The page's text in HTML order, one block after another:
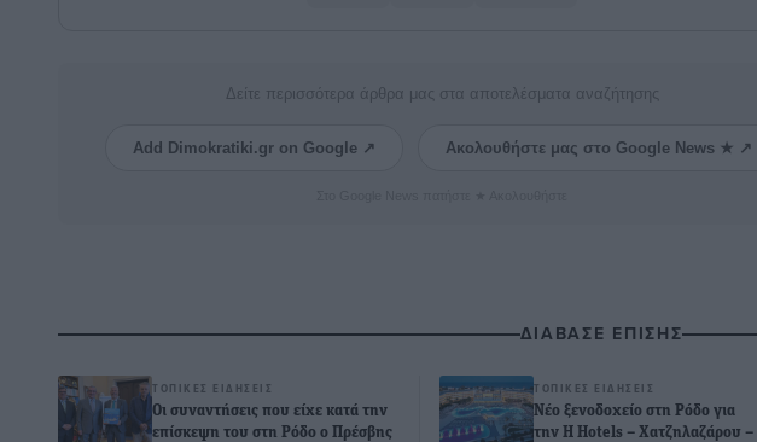
Δείτε περισσότερα άρθρα μας στα αποτελέσματα αναζήτησης
Add Dimokratiki.gr on Google ↗ Ακολουθήστε μας στο Google News ★ ↗
ΔΙΑΒΑΣΕ ΕΠΙΣΗΣ
ΤΟΠΙΚΈΣ ΕΙΔΉΣΕΙΣ
Οι συναντήσεις που είχε κατά την
επίσκεψη του στη Ρόδο ο Πρέσβης
ΤΟΠΙΚΈΣ ΕΙΔΉΣΕΙΣ
Νέο ξενοδοχείο στη Ρόδο για
την H Hotels – Χατζηλαζάρου –